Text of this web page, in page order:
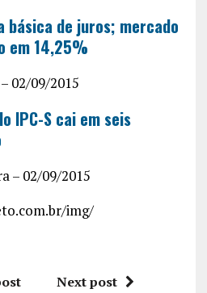
básica de juros; mercado
em 14,25%
02/09/2015
IPC-S cai em seis
– 02/09/2015
Next post